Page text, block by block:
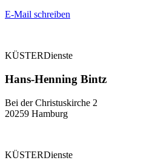
E-Mail schreiben
KÜSTERDienste
Hans-Henning Bintz
Bei der Christuskirche 2
20259 Hamburg
KÜSTERDienste